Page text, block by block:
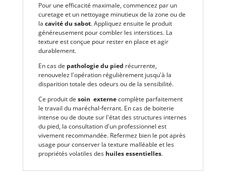
Pour une efficacité maximale, commencez par un
curetage et un nettoyage minutieux de la zone ou de
la cavité du sabot. Appliquez ensuite le produit
généreusement pour combler les interstices. La
texture est conçue pour rester en place et agir
durablement.
En cas de pathologie du pied récurrente,
renouvelez l'opération régulièrement jusqu'à la
disparition totale des odeurs ou de la sensibilité.
Ce produit de soin externecomplète parfaitement
le travail du maréchal-ferrant. En cas de boiterie
intense ou de doute sur l'état des structures internes
du pied, la consultation d'un professionnel est
vivement recommandée. Refermez bien le pot après
usage pour conserver la texture malléable et les
propriétés volatiles des huiles essentielles.